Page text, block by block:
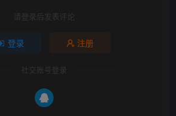
请登录后发表评论
登录 注册
社交账号登录